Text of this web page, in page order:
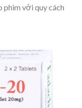
phim với quy cách